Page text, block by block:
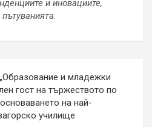
и иновациите,
и младежки
гост на тържеството по
на най-
училище